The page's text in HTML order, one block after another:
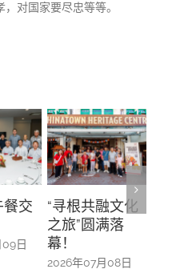
对国家要尽忠等等。
餐交
日
“寻根共融文化
之旅”圆满落
幕！
2026年07月08日